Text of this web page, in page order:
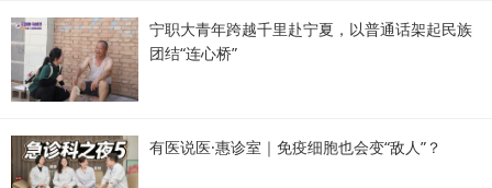
宁职大青年跨越千里赴宁夏，以普通话架起民族
团结“连心桥”
有医说医·惠诊室｜免疫细胞也会变“敌人”？